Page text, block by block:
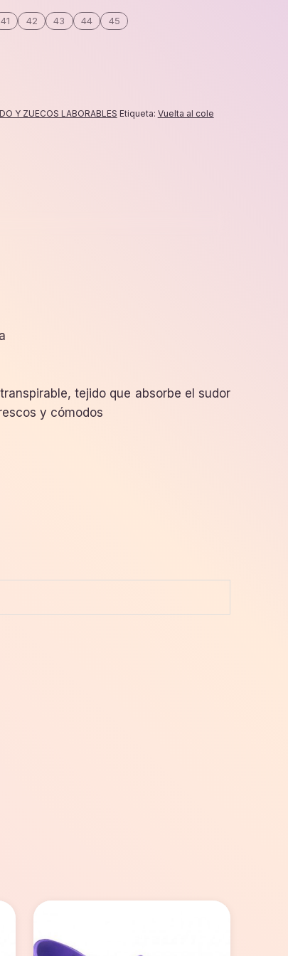
41 42 43 44 45
Y ZUECOS LABORABLES Etiqueta: Vuelta al cole
tejido que absorbe el sudor
y cómodos